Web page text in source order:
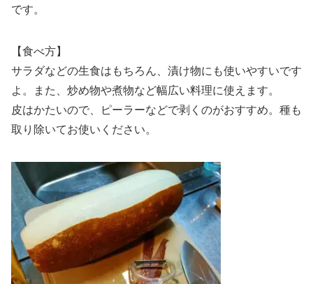
です。
【食べ方】
サラダなどの生食はもちろん、漬け物にも使いやすいです
よ。また、炒め物や煮物など幅広い料理に使えます。
皮はかたいので、ピーラーなどで剥くのがおすすめ。種も
取り除いてお使いください。